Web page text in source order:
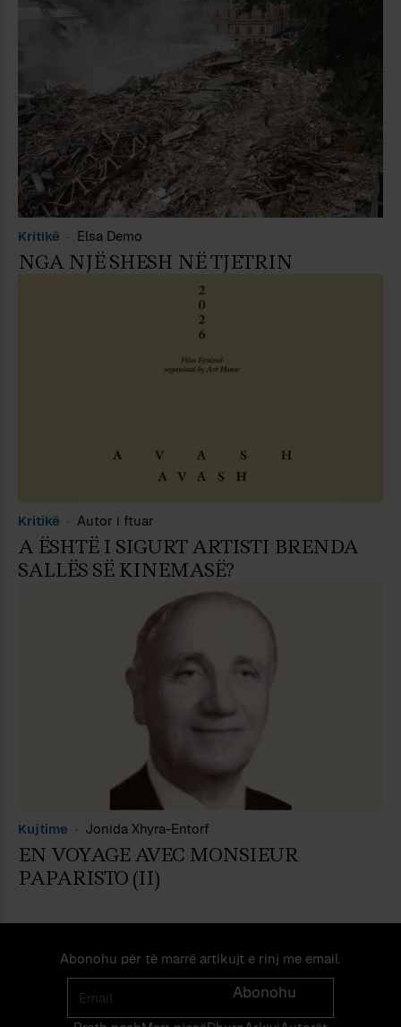
Kritikë Elsa Demo
NGA NJË SHESH NË TJETRIN
Kritikë Autor i ftuar
A ËSHTË I SIGURT ARTISTI BRENDA
SALLËS SË KINEMASË?
Kujtime Jonida Xhyra-Entorf
EN VOYAGE AVEC MONSIEUR
PAPARISTO (II)
Abonohu për të marrë artikujt e rinj me email.
Email
Abonohu